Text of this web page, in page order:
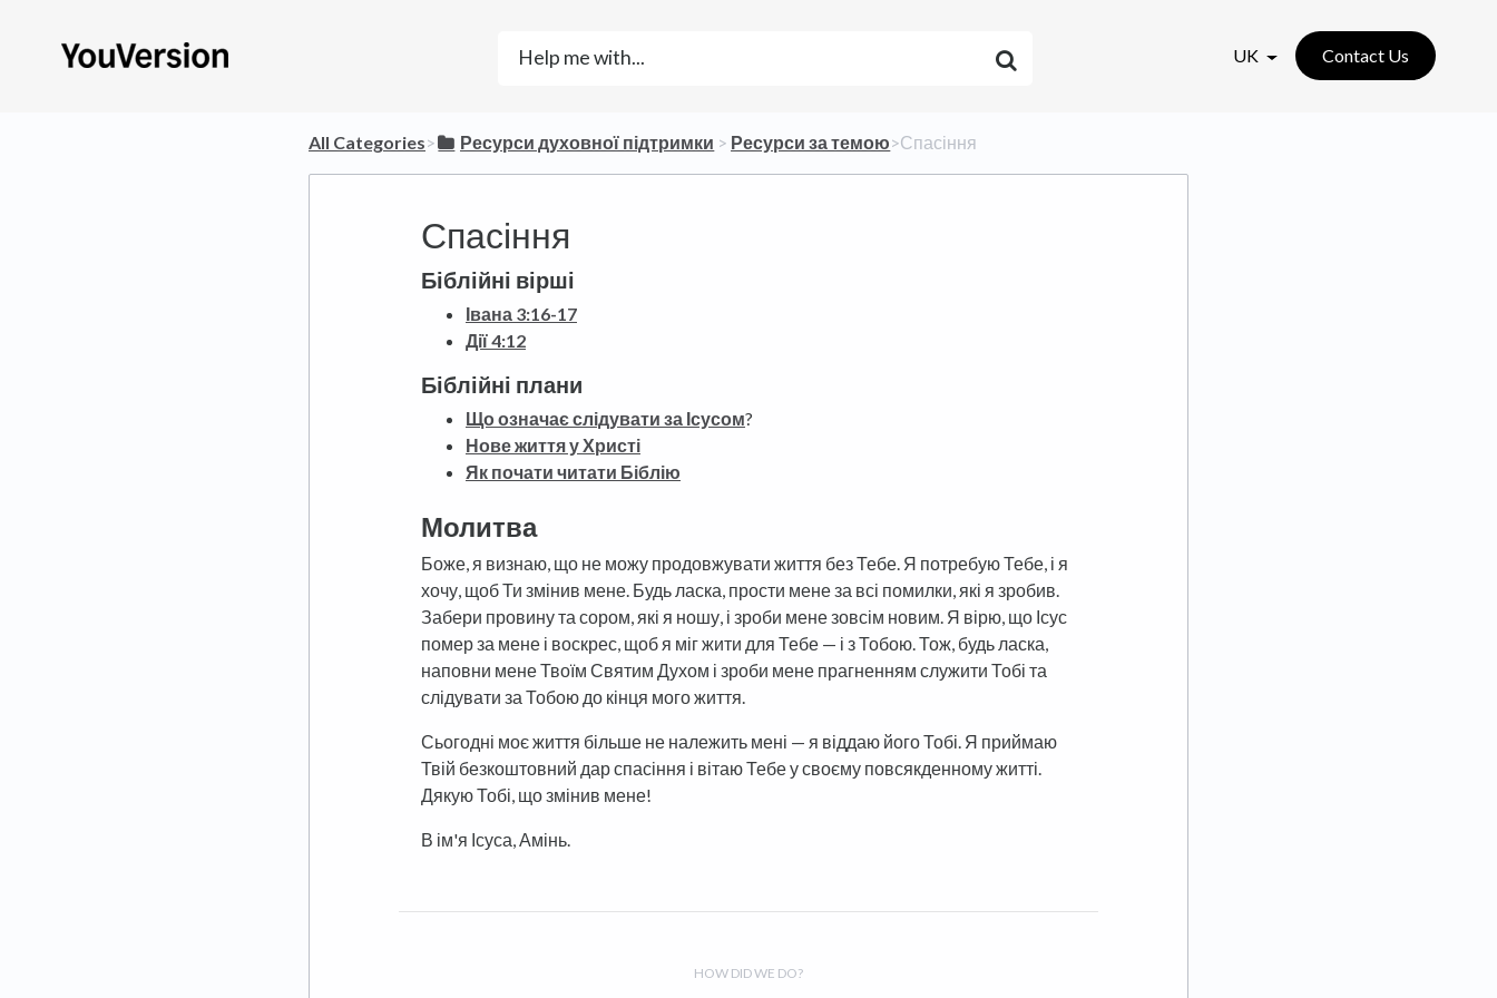
UK Contact Us
All Categories​>​ ​Ресурси духовної підтримки ​ > ​ ​Ресурси за темою​>​ Спасіння
Спасіння
Біблійні вірші
Івана 3:16-17
Дії 4:12
Біблійні плани
Що означає слідувати за Ісусом?
Нове життя у Христі
Як почати читати Біблію
Молитва
Боже, я визнаю, що не можу продовжувати життя без Тебе. Я потребую Тебе, і я
хочу, щоб Ти змінив мене. Будь ласка, прости мене за всі помилки, які я зробив.
Забери провину та сором, які я ношу, і зроби мене зовсім новим. Я вірю, що Ісус
помер за мене і воскрес, щоб я міг жити для Тебе — і з Тобою. Тож, будь ласка,
наповни мене Твоїм Святим Духом і зроби мене прагненням служити Тобі та
слідувати за Тобою до кінця мого життя.
Сьогодні моє життя більше не належить мені — я віддаю його Тобі. Я приймаю
Твій безкоштовний дар спасіння і вітаю Тебе у своєму повсякденному житті.
Дякую Тобі, що змінив мене!
В ім'я Ісуса, Амінь.
HOW DID WE DO?